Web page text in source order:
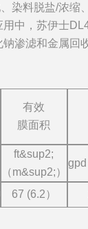
染料脱盐/浓缩
中，苏伊士
渗滤和金属回收
有效
膜面积
ft&sup2;
（m&sup2;）
gpd
67 (6.2）